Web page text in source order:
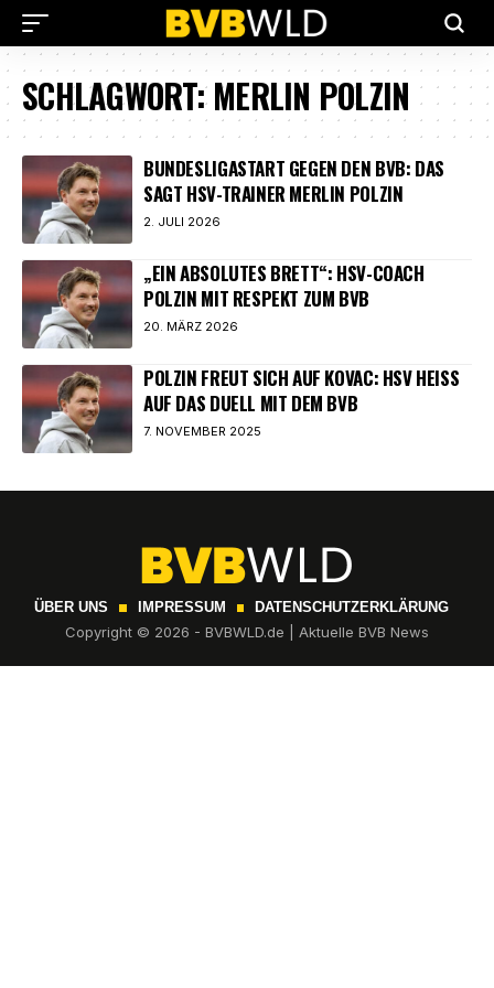
SCHLAGWORT:MERLIN POLZIN
BUNDESLIGASTART GEGEN DEN BVB: DAS
SAGT HSV-TRAINER MERLIN POLZIN
2. JULI 2026
„EIN ABSOLUTES BRETT“: HSV-COACH
POLZIN MIT RESPEKT ZUM BVB
20. MÄRZ 2026
POLZIN FREUT SICH AUF KOVAC: HSV HEISS A
UF DAS DUELL MIT DEM BVB
7. NOVEMBER 2025
ÜBER UNS IMPRESSUM DATENSCHUTZERKLÄRUNG
Copyright © 2026 - BVBWLD.de | Aktuelle BVB News